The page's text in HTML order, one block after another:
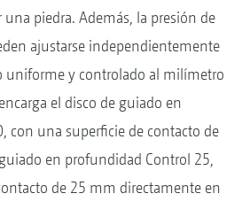
piedra. Además, la presión de
ajustarse independientemente
uniforme y controlado al milímetro
el disco de guiado en
con una superficie de contacto de
en profundidad Control 25,
de 25 mm directamente en